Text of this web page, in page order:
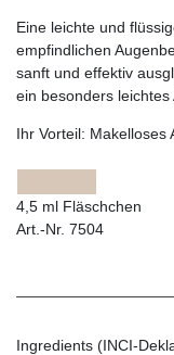
Eine leichte und
empfindlichen
sanft und effektiv
ein besonders leichtes
Ihr Vorteil: Makelloses
4,5 ml Fläschchen
Art.-Nr. 7504
Ingredients (INCI-